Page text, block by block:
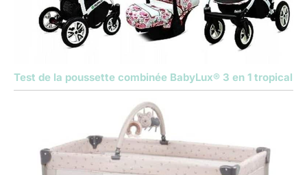
Test de la poussette combinée BabyLux® 3 en 1 tropical